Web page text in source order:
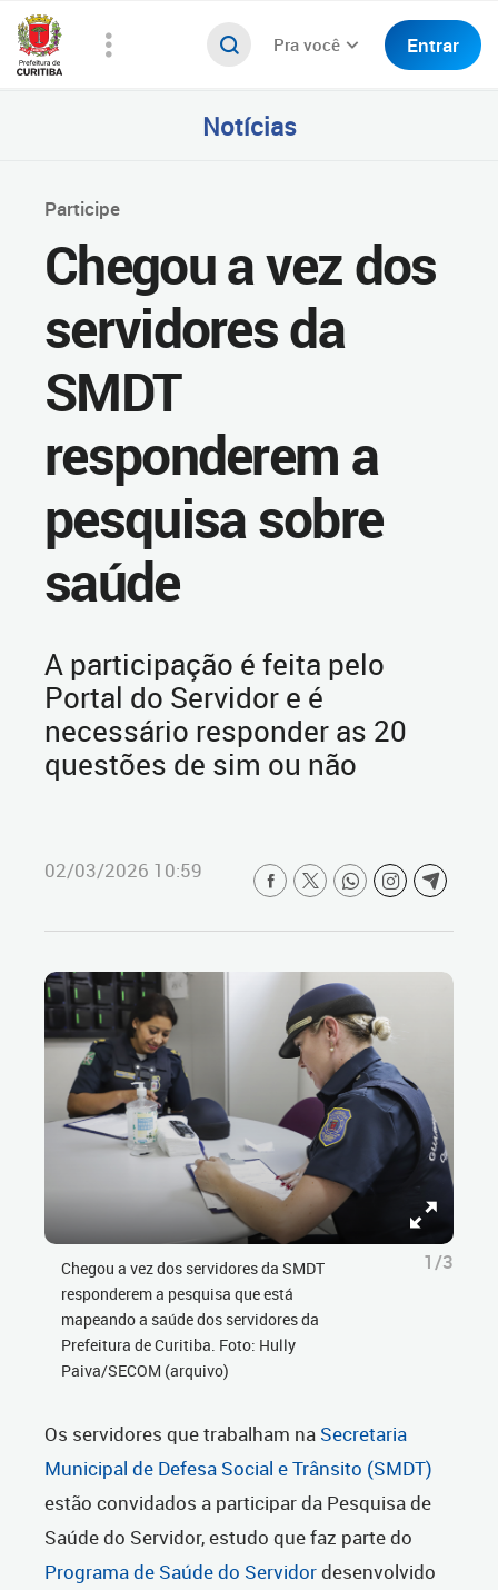
Pra você Entrar
Notícias
Participe
Chegou a vez dos
servidores da
SMDT
responderem a
pesquisa sobre
saúde
A participação é feita pelo
Portal do Servidor e é
necessário responder as 20
questões de sim ou não
02/03/2026 10:59
Chegou a vez dos servidores da SMDT
responderem a pesquisa que está
mapeando a saúde dos servidores da
Prefeitura de Curitiba. Foto: Hully
Paiva/SECOM (arquivo)
1/3
Os servidores que trabalham na Secretaria
Municipal de Defesa Social e Trânsito (SMDT)
estão convidados a participar da Pesquisa de
Saúde do Servidor, estudo que faz parte do
Programa de Saúde do Servidordesenvolvido